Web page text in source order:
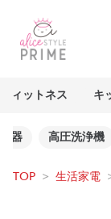
フィットネス キ
器 高圧洗浄機
TOP > 生活家電